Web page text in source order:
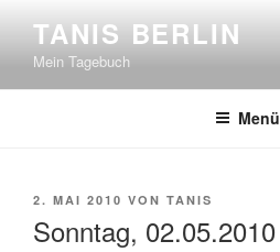
springen
TANIS BERLIN
Mein Tagebuch
Menü
VERÖFFENTLICHT
2. MAI 2010 VON TANIS
Sonntag, 02.05.2010